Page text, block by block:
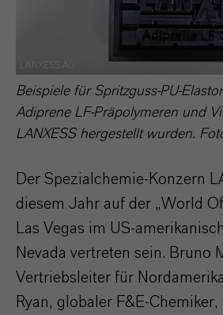
LANXESS AG
Beispiele für Spritzguss-PU-
Adiprene LF-Präpolymeren und
LANXESS hergestellt wurden.
Der Spezialchemie-Konzern
diesem Jahr auf der „World
Las Vegas im US-
Nevada vertreten sein. Bruno
Vertriebsleiter für
Ryan, globaler F&E-